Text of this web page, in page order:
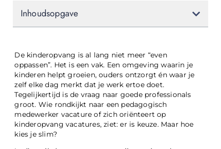
De kinderopvang is al lang niet meer “even
oppassen”. Het is een vak. Een omgeving waarin je
kinderen helpt groeien, ouders ontzorgt én waar je
zelf elke dag merkt dat je werk ertoe doet.
Tegelijkertijd is de vraag naar goede professionals
groot. Wie rondkijkt naar een pedagogisch
medewerker vacature of zich oriënteert op
kinderopvang vacatures, ziet: er is keuze. Maar hoe
kies je slim?
Inhoudsopgave